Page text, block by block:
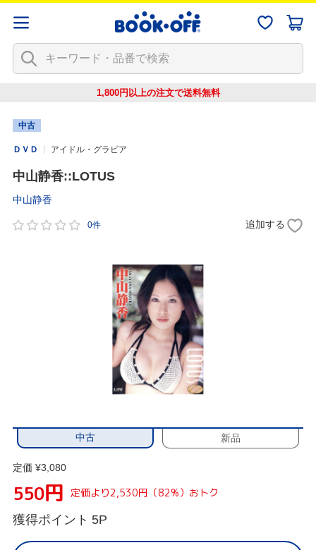
1,800円以上の注文で送料無料
中古
ＤＶＤ アイドル・グラビア
中山静香::LOTUS
中山静香
0件 追加する
中古 新品
定価 ¥3,080
550円 定価より2,530円（82%）おトク
獲得ポイント 5P